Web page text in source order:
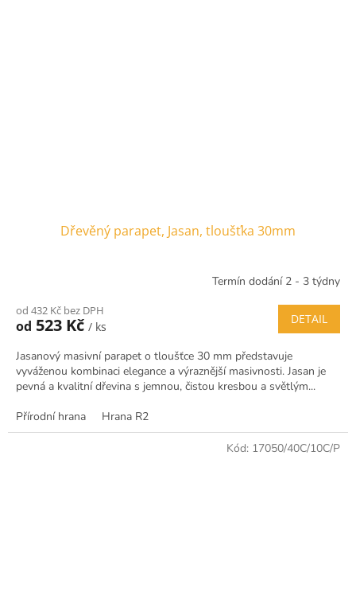
Dřevěný parapet, Jasan, tloušťka 30mm
Termín dodání 2 - 3 týdny
od 432 Kč bez DPH
od 523 Kč / ks
DETAIL
Jasanový masivní parapet o tloušťce 30 mm představuje
vyváženou kombinaci elegance a výraznější masivnosti. Jasan je
pevná a kvalitní dřevina s jemnou, čistou kresbou a světlým...
Přírodní hrana
Hrana R2
Kód: 17050/40C/10C/P